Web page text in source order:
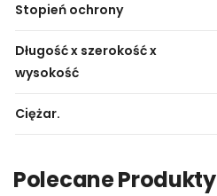
Stopień ochrony
Długość x szerokość x
wysokość
Ciężar.
Polecane Produkty